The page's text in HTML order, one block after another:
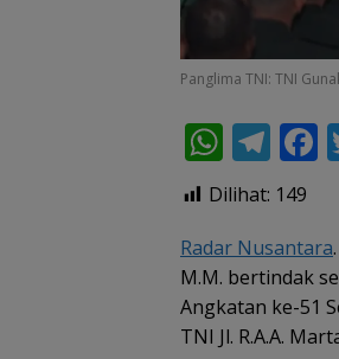
Panglima TNI: TNI
W
h
at
s
A
p
T
el
e
gr
a
m
F
b
o
o
Dilihat: 149
Radar Nusantara
M.M. bertindak
Angkatan ke-51
TNI Jl. R.A.A.